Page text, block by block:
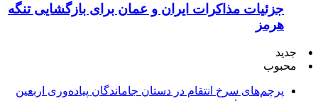
جزئیات مذاکرات ایران و عمان برای بازگشایی تنگه
هرمز
جدید
محبوب
پرچم‌های سرخ انتقام در دستان جاماندگان پیاده‌وری اربعین